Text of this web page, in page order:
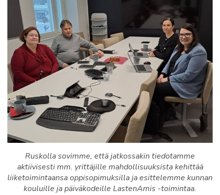
Ruskolla sovimme, että jatkossakin tiedotamme
aktiivisesti mm. yrittäjille mahdollisuuksista kehittää
liiketoimintaansa oppisopimuksilla ja esittelemme kunnan
kouluille ja päiväkodeille LastenAmis -toimintaa.